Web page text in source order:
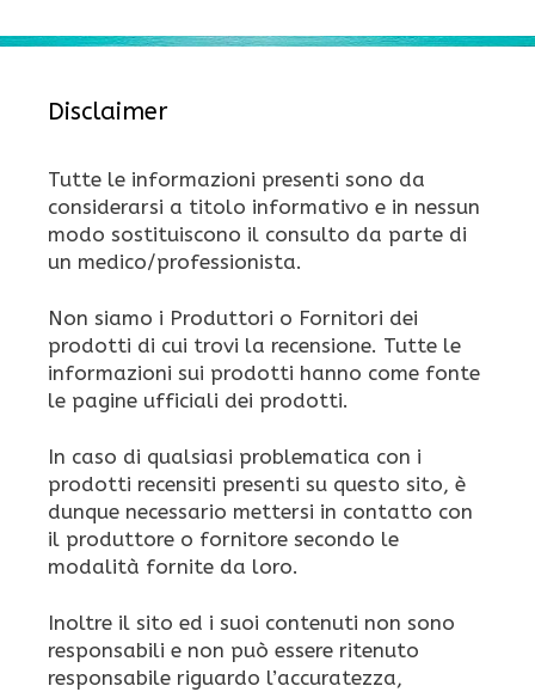
Disclaimer
Tutte le informazioni presenti sono da
considerarsi a titolo informativo e in nessun
modo sostituiscono il consulto da parte di
un medico/professionista.
Non siamo i Produttori o Fornitori dei
prodotti di cui trovi la recensione. Tutte le
informazioni sui prodotti hanno come fonte
le pagine ufficiali dei prodotti.
In caso di qualsiasi problematica con i
prodotti recensiti presenti su questo sito, è
dunque necessario mettersi in contatto con
il produttore o fornitore secondo le
modalità fornite da loro.
Inoltre il sito ed i suoi contenuti non sono
responsabili e non può essere ritenuto
responsabile riguardo l’accuratezza,